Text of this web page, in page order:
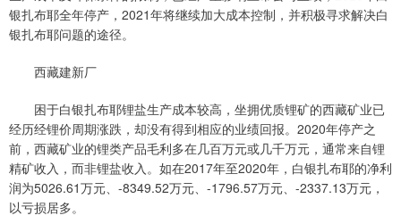
银扎布耶全年停产，2021年将继续加大成本控制，并积极寻求解决白
银扎布耶问题的途径。
西藏建新厂
困于白银扎布耶锂盐生产成本较高，坐拥优质锂矿的西藏矿业已
经历经锂价周期涨跌，却没有得到相应的业绩回报。2020年停产之
前，西藏矿业的锂类产品毛利多在几百万元或几千万元，通常来自锂
精矿收入，而非锂盐收入。如在2017年至2020年，白银扎布耶的净利
润为5026.61万元、-8349.52万元、-1796.57万元、-2337.13万元，
以亏损居多。